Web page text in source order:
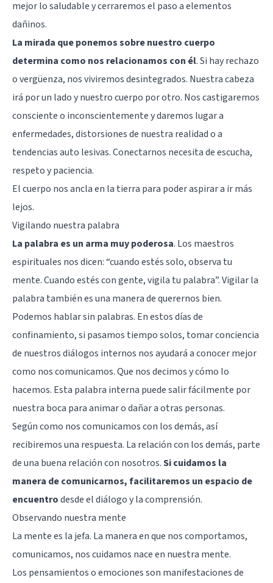
mejor lo saludable y cerraremos el paso a elementos
dañinos.
La mirada que ponemos sobre nuestro cuerpo
determina como nos relacionamos con él. Si hay rechazo
o vergüenza, nos viviremos desintegrados. Nuestra cabeza
irá por un lado y nuestro cuerpo por otro. Nos castigaremos
consciente o inconscientemente y daremos lugar a
enfermedades, distorsiones de nuestra realidad o a
tendencias auto lesivas. Conectarnos necesita de escucha,
respeto y paciencia.
El cuerpo nos ancla en la tierra para poder aspirar a ir más
lejos.
Vigilando nuestra palabra
La palabra es un arma muy poderosa. Los maestros
espirituales nos dicen: “cuando estés solo, observa tu
mente. Cuando estés con gente, vigila tu palabra”. Vigilar la
palabra también es una manera de querernos bien.
Podemos hablar sin palabras. En estos días de
confinamiento, si pasamos tiempo solos, tomar conciencia
de nuestros diálogos internos nos ayudará a conocer mejor
como nos comunicamos. Que nos decimos y cómo lo
hacemos. Esta palabra interna puede salir fácilmente por
nuestra boca para animar o dañar a otras personas.
Según como nos comunicamos con los demás, así
recibiremos una respuesta. La relación con los demás, parte
de una buena relación con nosotros.Si cuidamos la
manera de comunicarnos, facilitaremos un espacio de
encuentrodesde el diálogo y la comprensión.
Observando nuestra mente
La mente es la jefa. La manera en que nos comportamos,
comunicamos, nos cuidamos nace en nuestra mente.
Los pensamientos o emociones son manifestaciones de